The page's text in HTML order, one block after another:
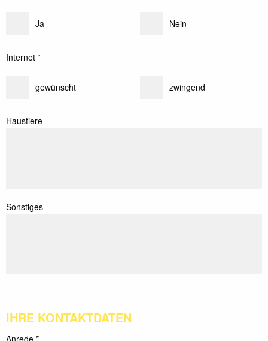
Ja Nein
Internet *
gewünscht zwingend
Haustiere
Sonstiges
IHRE KONTAKTDATEN
Anrede *